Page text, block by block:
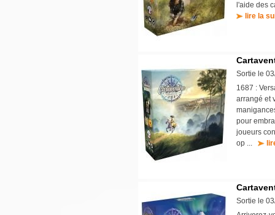
l'aide des
lire la
Sortie le
1687 :
arrangé et
pour
joueurs
op ...
Sortie le